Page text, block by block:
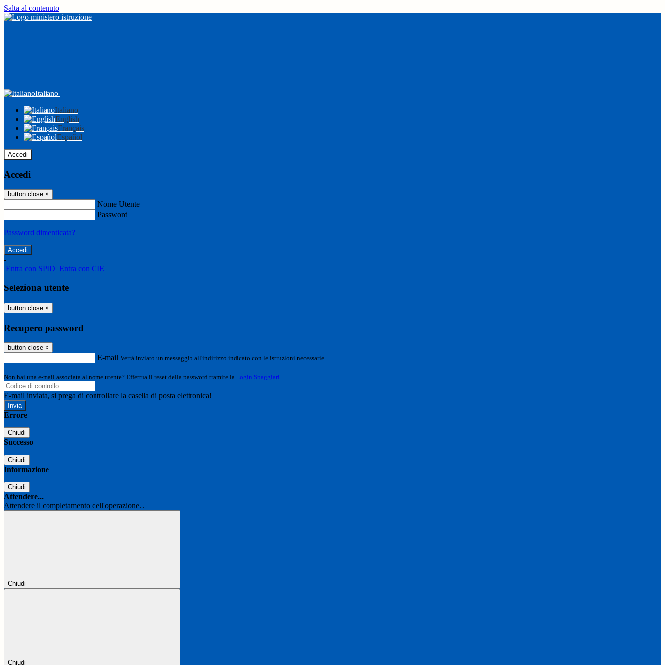
Salta al contenuto
Italiano
Italiano
English
Français
Español
Accedi
Accedi
button close ×
Nome Utente
Password
Password dimenticata?
-
Entra con SPID Entra con CIE
Seleziona utente
button close ×
Recupero password
button close ×
E-mail Verrà inviato un messaggio all'indirizzo indicato con le istruzioni necessarie.
Non hai una e-mail associata al nome utente? Effettua il reset della password tramite la Login Spaggiari
E-mail inviata, si prega di controllare la casella di posta elettronica!
Errore
Chiudi
Successo
Chiudi
Informazione
Chiudi
Attendere...
Attendere il completamento dell'operazione...
Chiudi
Chiudi